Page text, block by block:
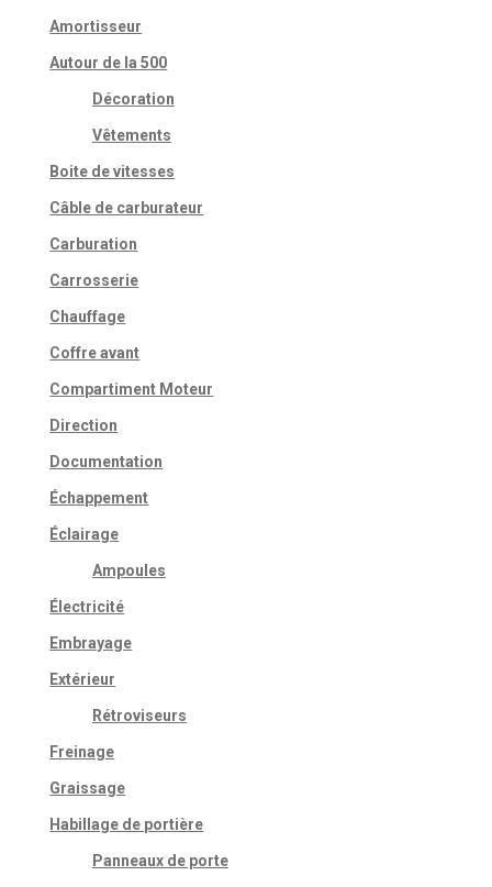
Amortisseur
Autour de la 500
Décoration
Vêtements
Boite de vitesses
Câble de carburateur
Carburation
Carrosserie
Chauffage
Coffre avant
Compartiment Moteur
Direction
Documentation
Échappement
Éclairage
Ampoules
Électricité
Embrayage
Extérieur
Rétroviseurs
Freinage
Graissage
Habillage de portière
Panneaux de porte